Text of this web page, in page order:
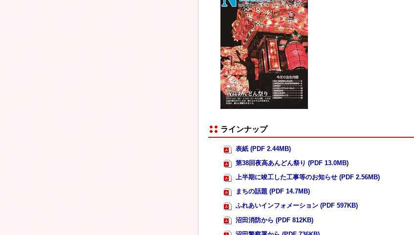
ラインナップ
表紙 (PDF 2.44MB)
第38回夜高あんどん祭り (PDF 13.0MB)
上半期に竣工した工事等のお知らせ (PDF 2.56MB)
まちの話題 (PDF 14.7MB)
ふれあいインフォメーション (PDF 597KB)
沼田消防から (PDF 812KB)